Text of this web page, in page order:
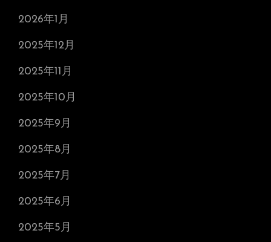
2026年1月
2025年12月
2025年11月
2025年10月
2025年9月
2025年8月
2025年7月
2025年6月
2025年5月